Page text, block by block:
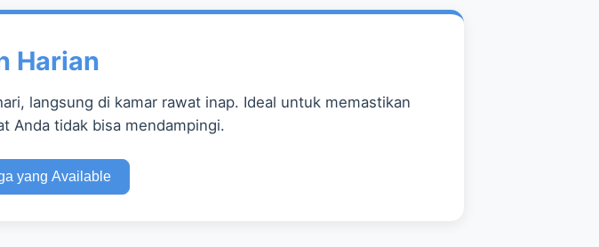
Harian
langsung di kamar rawat inap. Ideal untuk memastikan
Anda tidak bisa mendampingi.
yang Available